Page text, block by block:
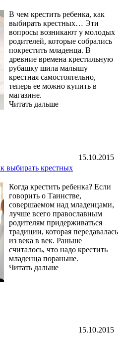
В чем крестить ребенка, как
выбирать крестных… Эти
вопросы возникают у молодых
родителей, которые собрались
покрестить младенца. В
древние времена крестильную
рубашку шила малышу
крестная самостоятельно,
теперь ее можно купить в
магазине.
Читать дальше
15.10.2015
выбирать крестных
Когда крестить ребенка? Если
говорить о Таинстве,
совершаемом над младенцами,
лучше всего православным
родителям придерживаться
традиции, которая передавалась
из века в век. Раньше
считалось, что надо крестить
младенца пораньше.
Читать дальше
15.10.2015